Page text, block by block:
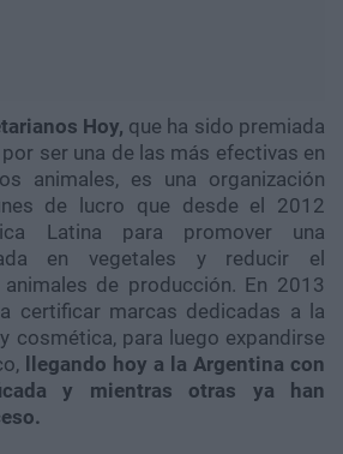
Hoy, que ha sido premiada
ser una de las más efectivas en
animales, es una organización
de lucro que desde el 2012
Latina para promover una
en vegetales y reducir el
de producción. En 2013
certificar marcas dedicadas a la
cosmética, para luego expandirse
llegando hoy a la Argentina con
y mientras otras ya han